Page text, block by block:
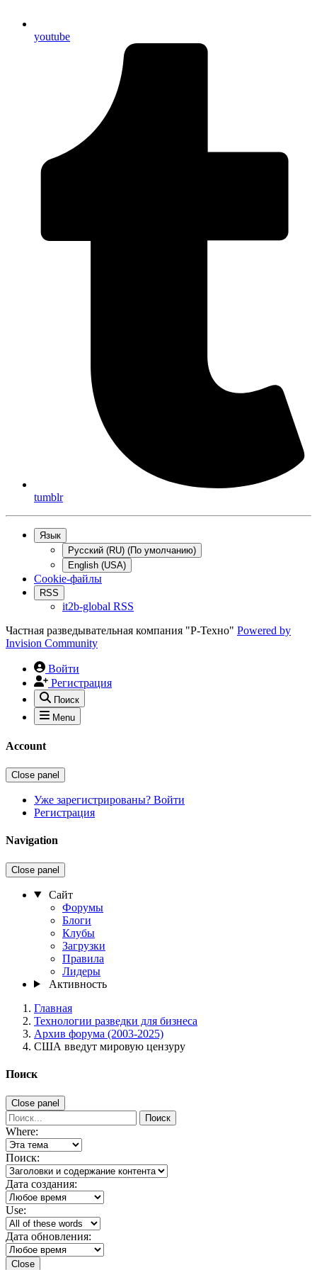
youtube
tumblr
Язык
Русский (RU) (По умолчанию)
English (USA)
Cookie-файлы
RSS
it2b-global RSS
Частная разведывательная компания "Р-Техно" Powered by
Invision Community
Войти
Регистрация
Поиск
Menu
Account
Close panel
Уже зарегистрированы? Войти
Регистрация
Navigation
Close panel
Сайт
Форумы
Блоги
Клубы
Загрузки
Правила
Лидеры
Активность
Главная
Технологии разведки для бизнеса
Архив форума (2003-2025)
США введут мировую цензуру
Поиск
Close panel
Поиск
Where:
Поиск:
Дата создания:
Use:
Дата обновления:
Close